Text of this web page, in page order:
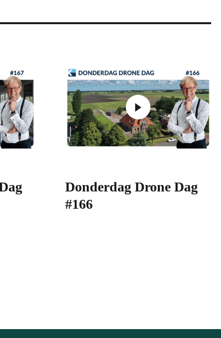
Donderdag Drone Dag
#166